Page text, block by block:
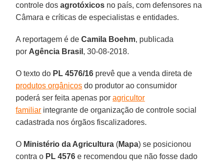
controle dosagrotóxicos no país, com defensores na
Câmara e críticas de especialistas e entidades.
A reportagem é deCamila Boehm, publicada
por Agência Brasil , 30-08-2018.
O texto do PL 4576/16 prevê que a venda direta de
produtos orgânicos do produtor ao consumidor
poderá ser feita apenas poragricultor
familiar integrante de organização de controle social
cadastrada nos órgãos fiscalizadores.
O Ministério da Agricultura (Mapa) se posicionou
contra o PL 4576 e recomendou que não fosse dado